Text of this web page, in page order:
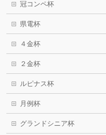
冠コンペ杯
県電杯
４金杯
２金杯
ルピナス杯
月例杯
グランドシニア杯